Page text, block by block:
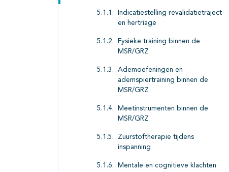
Indicatiestelling revalidatietraject
en hertriage
Fysieke training binnen de
MSR/GRZ
Ademoefeningen en
ademspiertraining binnen de
MSR/GRZ
Meetinstrumenten binnen de
MSR/GRZ
Zuurstoftherapie tijdens
inspanning
Mentale en cognitieve klachten